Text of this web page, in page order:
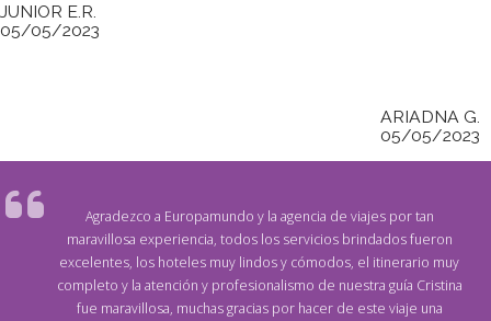
JUNIOR E.R.
05/05/2023
ARIADNA G.
05/05/2023
Agradezco a Europamundo y la agencia de viajes por tan
maravillosa experiencia, todos los servicios brindados fueron
excelentes, los hoteles muy lindos y cómodos, el itinerario muy
completo y la atención y profesionalismo de nuestra guía Cristina
fue maravillosa, muchas gracias por hacer de este viaje una